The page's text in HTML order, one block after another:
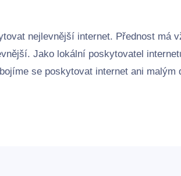
nejlevnější internet. Přednost má
Jako lokální poskytovatel
se poskytovat internet ani malým